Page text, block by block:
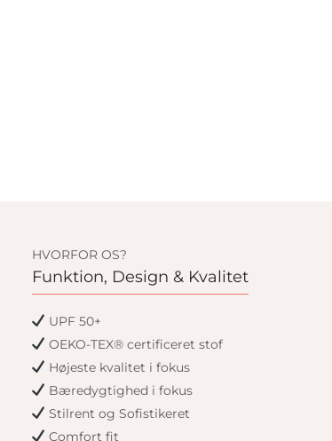
HVORFOR OS?
Funktion, Design & Kvalitet
UPF 50+
OEKO-TEX® certificeret stof
Højeste kvalitet i fokus
Bæredygtighed i fokus
Stilrent og Sofistikeret
Comfort fit